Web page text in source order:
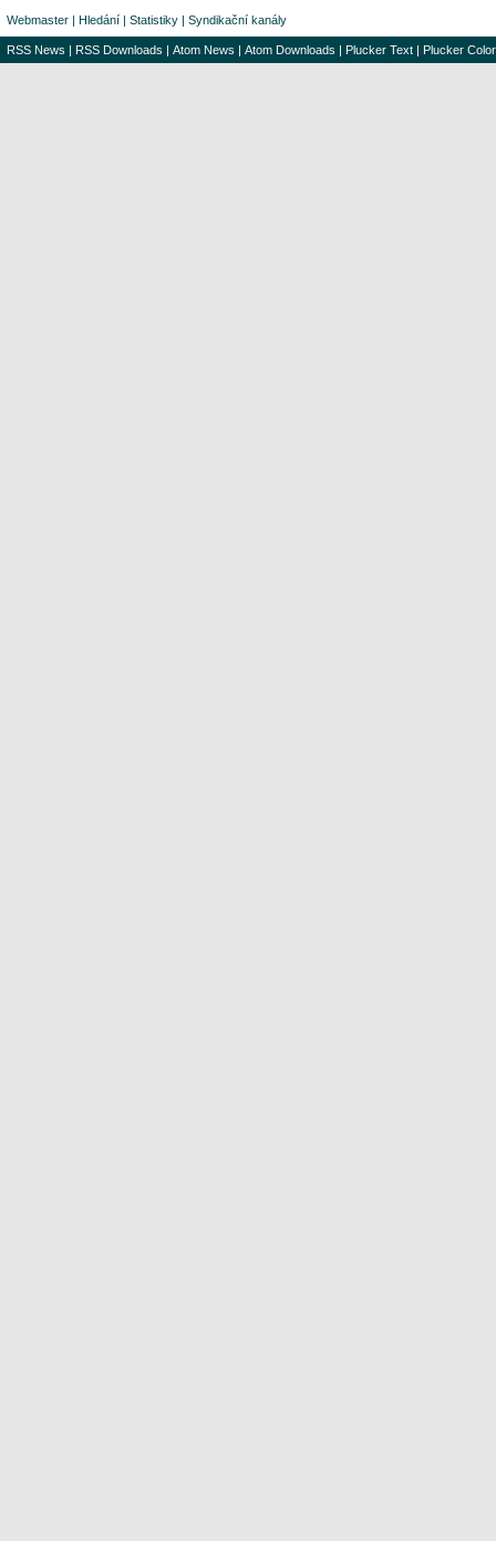
Webmaster | Hledání | Statistiky | Syndikační kanály
RSS News | RSS Downloads | Atom News | Atom Downloads | Plucker Text | Plucker Color